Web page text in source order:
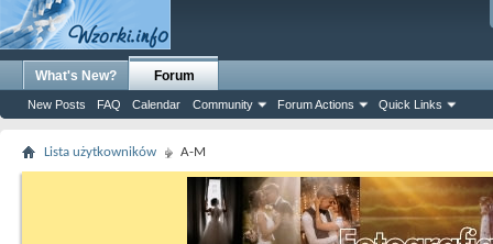
What's New? Forum
New Posts FAQ Calendar Community Forum Actions Quick Links
Lista użytkowników A-M